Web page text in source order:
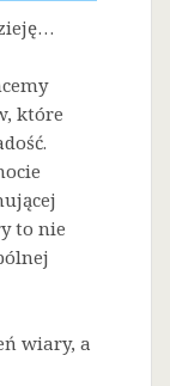
które
to nie
wiary, a